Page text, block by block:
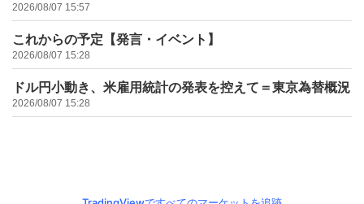
2026/08/07 15:57
これからの予定【発言・イベント】
2026/08/07 15:28
ドル円小動き、米雇用統計の発表を控えて＝東京為替概況
2026/08/07 15:28